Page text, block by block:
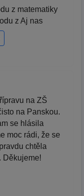
z matematiky
z Aj nas
na ZŠ
na Panskou.
se hlásila
moc rádi, že se
chtěla
Děkujeme!